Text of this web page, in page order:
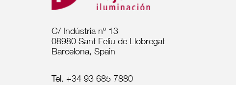
C/ Indústria nº 13
08980 Sant Feliu de Llobregat
Barcelona, Spain
Tel. +34 93 685 7880